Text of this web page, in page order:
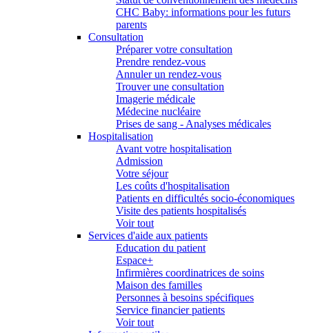
CHC Baby: informations pour les futurs
parents
Consultation
Préparer votre consultation
Prendre rendez-vous
Annuler un rendez-vous
Trouver une consultation
Imagerie médicale
Médecine nucléaire
Prises de sang - Analyses médicales
Hospitalisation
Avant votre hospitalisation
Admission
Votre séjour
Les coûts d'hospitalisation
Patients en difficultés socio-économiques
Visite des patients hospitalisés
Voir tout
Services d'aide aux patients
Education du patient
Espace+
Infirmières coordinatrices de soins
Maison des familles
Personnes à besoins spécifiques
Service financier patients
Voir tout